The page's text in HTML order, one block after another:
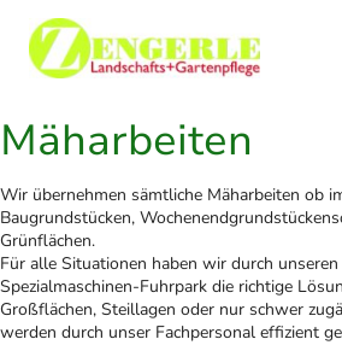
Mäharbeiten
Wir übernehmen sämtliche Mäharbeiten ob
Baugrundstücken,
Grünflächen.
Für alle Situationen haben wir durch
Spezialmaschinen-Fuhrpark die richtige
Großflächen, Steillagen oder nur schwer
werden durch unser Fachpersonal effizient